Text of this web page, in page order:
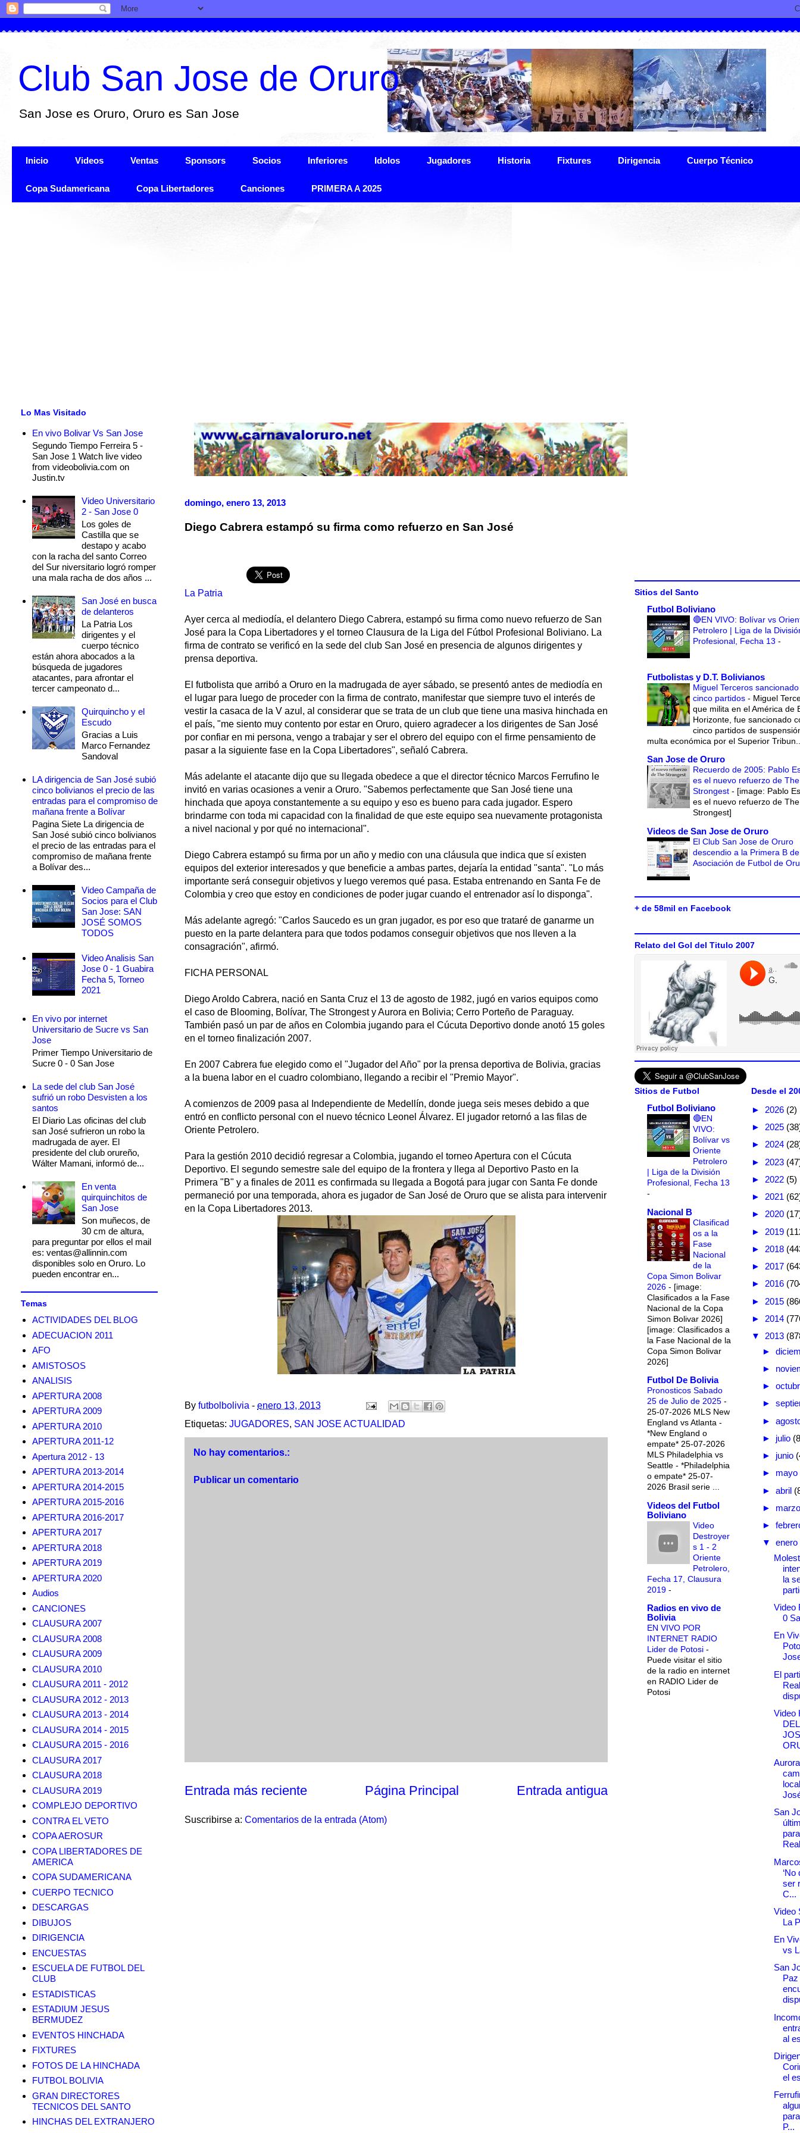
Club San Jose de Oruro
San Jose es Oruro, Oruro es San Jose
Inicio Videos Ventas Sponsors Socios Inferiores Idolos Jugadores Historia Fixtures Dirigencia Cuerpo Técnico
Copa Sudamericana Copa Libertadores Canciones PRIMERA A 2025
domingo, enero 13, 2013
Diego Cabrera estampó su firma como refuerzo en San José
La Patria
Ayer cerca al mediodía, el delantero Diego Cabrera, estampó su firma como nuevo refuerzo de San
José para la Copa Libertadores y el torneo Clausura de la Liga del Fútbol Profesional Boliviano. La
firma de contrato se verificó en la sede del club San José en presencia de algunos dirigentes y
prensa deportiva.
El futbolista que arribó a Oruro en la madrugada de ayer sábado, se presentó antes de mediodía en
el lugar para luego de proceder con la firma de contrato, manifestar que siempre tuvo el interés de
vestir la casaca de la V azul, al considerar que se trata de un club que tiene una masiva hinchada en
el país, "me siento muy contento por estar en Oruro, quiero agradecer a los dirigentes de San José
por confiar en mi persona, vengo a trabajar y ser el obrero del equipo con el firme pensamiento de
pasar a la siguiente fase en la Copa Libertadores", señaló Cabrera.
Más adelante el atacante dijo que su llegada obedece a que el director técnico Marcos Ferrufino le
invitó en varias ocasiones a venir a Oruro. "Sabemos perfectamente que San José tiene una
hinchada que apoya constantemente a su equipo y eso es bueno para cada jugador. Espero
brindarme con toda mi capacidad con la finalidad de que este equipo sea nuevamente protagonista
a nivel nacional y por qué no internacional".
Diego Cabrera estampó su firma por un año y medio con una cláusula que indica que sí existen
equipos del exterior interesados y que beneficie a ambas partes, dejaría la entidad "santa". "Lo más
importante será conseguir objetivos y luego veremos qué pasa. Estaba entrenando en Santa Fe de
Colombia y creo que estoy en condiciones de poder jugar cuando el entrenador así lo disponga".
Más adelante agregó: "Carlos Saucedo es un gran jugador, es por eso que trataré de ganarme un
puesto en la parte delantera para que todos podamos conseguir objetivos que nos lleven a la
consagración", afirmó.
FICHA PERSONAL
Diego Aroldo Cabrera, nació en Santa Cruz el 13 de agosto de 1982, jugó en varios equipos como
el caso de Blooming, Bolívar, The Strongest y Aurora en Bolivia; Cerro Porteño de Paraguay.
También pasó un par de años en Colombia jugando para el Cúcuta Deportivo donde anotó 15 goles
en el torneo finalización 2007.
En 2007 Cabrera fue elegido como el "Jugador del Año" por la prensa deportiva de Bolivia, gracias
a la buena labor en el cuadro colombiano, llegando a recibir el "Premio Mayor".
A comienzos de 2009 pasa al Independiente de Medellín, donde juega seis meses debido a que
entró en conflicto personal con el nuevo técnico Leonel Álvarez. El jugador retornó a las filas de
Oriente Petrolero.
Para la gestión 2010 decidió regresar a Colombia, jugando el torneo Apertura con el Cúcuta
Deportivo. El segundo semestre sale del equipo de la frontera y llega al Deportivo Pasto en la
Primera "B" y a finales de 2011 es confirmada su llegada a Bogotá para jugar con Santa Fe donde
permaneció por una temporada, ahora es jugador de San José de Oruro que se alista para intervenir
en la Copa Libertadores 2013.
By futbolbolivia - enero 13, 2013
Etiquetas: JUGADORES, SAN JOSE ACTUALIDAD
No hay comentarios.:
Publicar un comentario
Entrada más reciente Entrada antigua
Página Principal
Suscribirse a: Comentarios de la entrada (Atom)
Lo Mas Visitado
En vivo Bolivar Vs San Jose
Segundo Tiempo Ferreira 5 -
San Jose 1 Watch live video
from videobolivia.com on
Justin.tv
Video Universitario
2 - San Jose 0
Los goles de
Castilla que se
destapo y acabo
con la racha del santo Correo
del Sur niversitario logró romper
una mala racha de dos años ...
San José en busca
de delanteros
La Patria Los
dirigentes y el
cuerpo técnico
están ahora abocados a la
búsqueda de jugadores
atacantes, para afrontar el
tercer campeonato d...
Quirquincho y el
Escudo
Gracias a Luis
Marco Fernandez
Sandoval
LA dirigencia de San José subió
cinco bolivianos el precio de las
entradas para el compromiso de
mañana frente a Bolívar
Pagina Siete La dirigencia de
San José subió cinco bolivianos
el precio de las entradas para el
compromiso de mañana frente
a Bolívar des...
Video Campaña de
Socios para el Club
San Jose: SAN
JOSÉ SOMOS
TODOS
Video Analisis San
Jose 0 - 1 Guabira
Fecha 5, Torneo
2021
En vivo por internet
Universitario de Sucre vs San
Jose
Primer Tiempo Universitario de
Sucre 0 - 0 San Jose
La sede del club San José
sufrió un robo Desvisten a los
santos
El Diario Las oficinas del club
san José sufrieron un robo la
madrugada de ayer. El
presidente del club orureño,
Wálter Mamani, informó de...
En venta
quirquinchitos de
San Jose
Son muñecos, de
30 cm de altura,
para preguntar por ellos el mail
es: ventas@allinnin.com
disponibles solo en Oruro. Lo
pueden encontrar en...
Temas
ACTIVIDADES DEL BLOG
ADECUACION 2011
AFO
AMISTOSOS
ANALISIS
APERTURA 2008
APERTURA 2009
APERTURA 2010
APERTURA 2011-12
Apertura 2012 - 13
APERTURA 2013-2014
APERTURA 2014-2015
APERTURA 2015-2016
APERTURA 2016-2017
APERTURA 2017
APERTURA 2018
APERTURA 2019
APERTURA 2020
Audios
CANCIONES
CLAUSURA 2007
CLAUSURA 2008
CLAUSURA 2009
CLAUSURA 2010
CLAUSURA 2011 - 2012
CLAUSURA 2012 - 2013
CLAUSURA 2013 - 2014
CLAUSURA 2014 - 2015
CLAUSURA 2015 - 2016
CLAUSURA 2017
CLAUSURA 2018
CLAUSURA 2019
COMPLEJO DEPORTIVO
CONTRA EL VETO
COPA AEROSUR
COPA LIBERTADORES DE
AMERICA
COPA SUDAMERICANA
CUERPO TECNICO
DESCARGAS
DIBUJOS
DIRIGENCIA
ENCUESTAS
ESCUELA DE FUTBOL DEL
CLUB
ESTADISTICAS
ESTADIUM JESUS
BERMUDEZ
EVENTOS HINCHADA
FIXTURES
FOTOS DE LA HINCHADA
FUTBOL BOLIVIA
GRAN DIRECTORES
TECNICOS DEL SANTO
HINCHAS DEL EXTRANJERO
Sitios del Santo
Futbol Boliviano
🔴EN VIVO: Bolívar vs
Petrolero | Liga de la
Profesional, Fecha 13 -
Futbolistas y D.T. Bolivianos
Miguel Terceros
cinco partidos - Miguel
que milita en el América de
Horizonte, fue sancionado
cinco partidos de
multa económica por el Superior
San Jose de Oruro
Recuerdo de 2005: Pablo
es el nuevo refuerzo de The
Strongest - [image: Pablo
es el nuevo refuerzo de The
Strongest]
Videos de San Jose de Oruro
El Club San Jose de Oruro
descendio a la Primera B
Asociación de Futbol de
+ de 58mil en Facebook
Relato del Gol del Titulo 2007
Sitios de Futbol
Futbol Boliviano
🔴EN
VIVO:
Bolívar vs
Oriente
Petrolero
| Liga de la División
Profesional, Fecha 13
-
Nacional B
Clasificad
os a la
Fase
Nacional
de la
Copa Simon Bolivar
2026 - [image:
Clasificados a la Fase
Nacional de la Copa
Simon Bolivar 2026]
[image: Clasificados a
la Fase Nacional de la
Copa Simon Bolivar
2026]
Futbol De Bolivia
Pronosticos Sabado
25 de Julio de 2025 -
25-07-2026 MLS New
England vs Atlanta -
*New England o
empate* 25-07-2026
MLS Philadelphia vs
Seattle - *Philadelphia
o empate* 25-07-
2026 Brasil serie ...
Videos del Futbol
Boliviano
Video
Destroyer
s 1 - 2
Oriente
Petrolero,
Fecha 17, Clausura
2019 -
Radios en vivo de
Bolivia
EN VIVO POR
INTERNET RADIO
Lider de Potosi -
Puede visitar el sitio
de la radio en internet
en RADIO Lider de
Potosi
Desde el
► 2026 (2)
► 2025
► 2024
► 2023
► 2022 (5)
► 2021
► 2020
► 2019
► 2018
► 2017
► 2016
► 2015
► 2014
▼ 2013
►
►
►
►
►
► julio
► junio
► mayo
► abril
►
►
▼ enero
la
Video
0
En
El
Video
San
ser
C...
Video
La
En
vs
San
al
el
P...